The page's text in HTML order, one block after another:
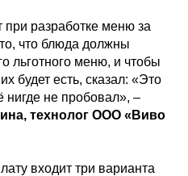
разработке меню за
что блюда должны
льготного меню, и чтобы
будет есть, сказал: «Это
нигде не пробовал», –
технолог ООО «Виво
входит три варианта